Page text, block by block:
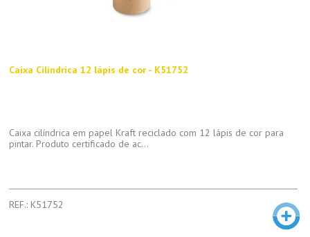
Caixa Cilíndrica 12 lápis de cor - K51752
Caixa cilíndrica em papel Kraft reciclado com 12 lápis de cor para
pintar. Produto certificado de ac...
REF.: K51752